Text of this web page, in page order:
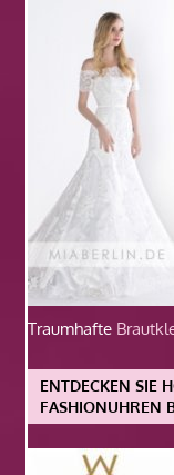
Traumhafte
ENTDECKEN SIE
FASHIONUHREN